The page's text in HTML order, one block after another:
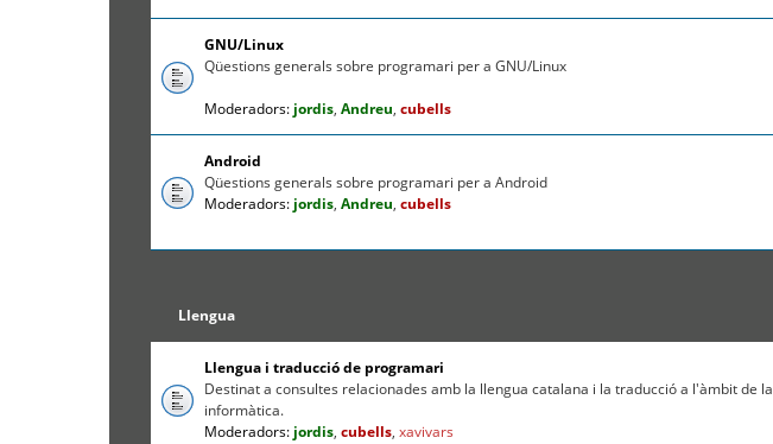
GNU/Linux
Qüestions generals sobre programari per a GNU/Linux
Moderadors: jordis, Andreu, cubells
Android
Qüestions generals sobre programari per a Android
Moderadors: jordis, Andreu, cubells
Llengua
Llengua i traducció de programari
Destinat a consultes relacionades amb la llengua catalana i la traducció a l'àmbit de la
informàtica.
Moderadors: jordis, cubells, xavivars